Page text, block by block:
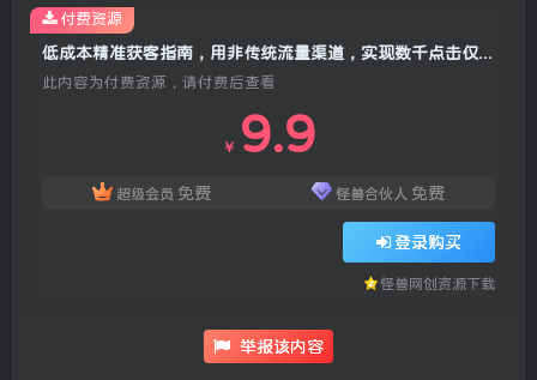
此内容为付费资源，请付费后查看
￥ 9.9
超级会员 免费 怪兽合伙人 免费
登录购买
怪兽网创资源下载
付费资源
举报该内容